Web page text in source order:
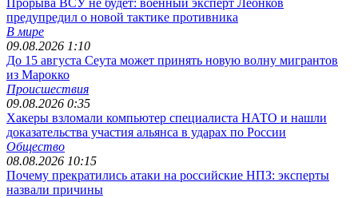
Прорыва ВСУ не будет: военный эксперт Леонков
предупредил о новой тактике противника
В мире
09.08.2026 1:10
До 15 августа Сеута может принять новую волну мигрантов
из Марокко
Происшествия
09.08.2026 0:35
Хакеры взломали компьютер специалиста НАТО и нашли
доказательства участия альянса в ударах по России
Общество
08.08.2026 10:15
Почему прекратились атаки на российские НПЗ: эксперты
назвали причины